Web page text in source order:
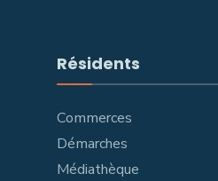
Résidents
Commerces
Démarches
Médiathèque